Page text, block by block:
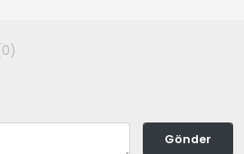
Gönder